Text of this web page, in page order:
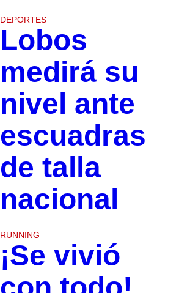
DEPORTES
Lobos
medirá su
nivel ante
escuadras
de talla
nacional
RUNNING
¡Se vivió